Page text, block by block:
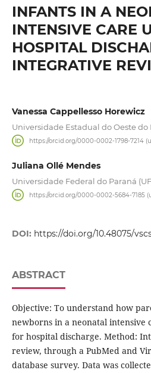
INFANTS IN A
INTENSIVE CARE
HOSPITAL
INTEGRATIVE
Vanessa Cappellesso Horewicz
Universidade Estadual do Oeste do
https://orcid.org/0000-0002-1798-7214
Juliana Ollé Mendes
Universidade Federal do Paraná
https://orcid.org/0000-0002-5684-7185
DOI: https://doi.org/10.48075/
ABSTRACT
Objective: To understand how
newborns in a neonatal
for hospital discharge. Method:
review, through a PubMed and
database survey. Data was